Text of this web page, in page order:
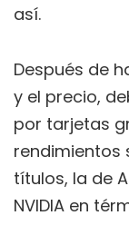
así.
Después de
y el precio,
por tarjetas
rendimientos
títulos, la de
NVIDIA en